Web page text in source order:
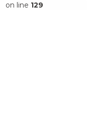
on line 129